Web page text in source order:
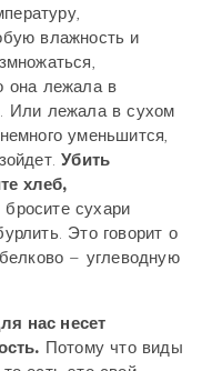
влажность и
она лежала в
Или лежала в сухом
уменьшится,
Убить
хлеб,
сухари
Это говорит о
– углеводную
нас несет
Потому что виды